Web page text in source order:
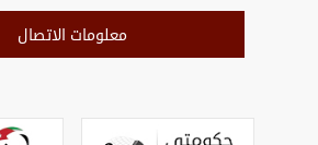
معلومات الاتصال